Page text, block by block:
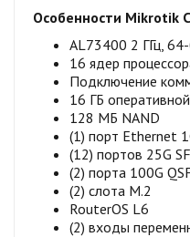
Особенности Mikrotik
AL73400 2 ГГц,
16 ядер
Подключение
16 ГБ
128 МБ NAND
(1) порт Ethernet
(12) портов 25G
(2) порта 100G
(2) слота M.2
RouterOS L6
(2) входы